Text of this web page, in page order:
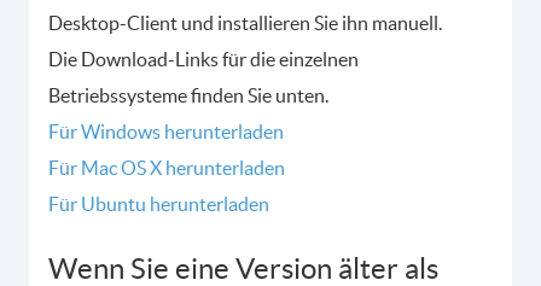
Desktop-Client und installieren Sie ihn manuell.
Die Download-Links für die einzelnen
Betriebssysteme finden Sie unten.
Für Windows herunterladen
Für Mac OS X herunterladen
Für Ubuntu herunterladen
Wenn Sie eine Version älter als